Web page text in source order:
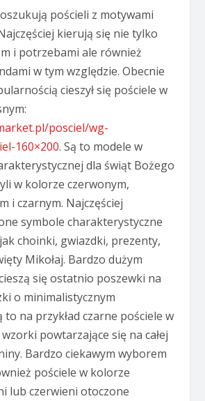
pościeli z motywami
kierują się nie tylko
i potrzebami ale również
w tym względzie. Obecnie
cieszył się pościele w
posciel/wg-
160×200. Są to modele w
dla świąt Bożego
w kolorze czerwonym,
i czarnym. Najczęściej
symbole charakterystyczne
choinki, gwiazdki, prezenty,
Mikołaj. Bardzo dużym
się ostatnio poszewki na
o minimalistycznym
to na przykład czarne pościele w
powtarzające się na całej
Bardzo ciekawym wyborem
pościele w kolorze
lub czerwieni otoczone